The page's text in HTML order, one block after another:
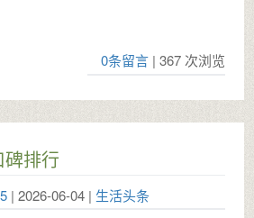
0条留言 | 367 次浏览
排行
| 2026-06-04 | 生活头条